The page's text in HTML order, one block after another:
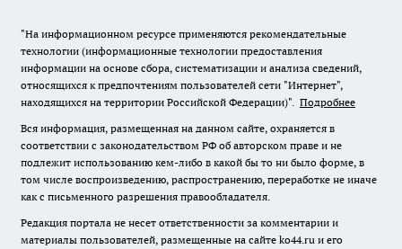
"На информационном ресурсе применяются рекомендательные
технологии (информационные технологии предоставления
информации на основе сбора, систематизации и анализа сведений,
относящихся к предпочтениям пользователей сети "Интернет",
находящихся на территории Российской Федерации)". Подробнее
Вся информация, размещенная на данном сайте, охраняется в
соответствии с законодательством РФ об авторском праве и не
подлежит использованию кем-либо в какой бы то ни было форме, в
том числе воспроизведению, распространению, переработке не иначе
как с письменного разрешения правообладателя.
Редакция портала не несет ответственности за комментарии и
материалы пользователей, размещенные на сайте ko44.ru и его